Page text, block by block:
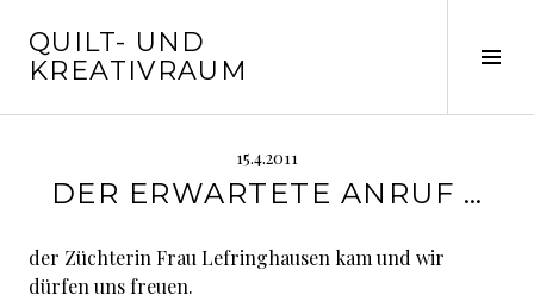
zum
Inhalt
QUILT- UND
KREATIVRAUM
15.4.2011
DER ERWARTETE ANRUF …
der Züchterin Frau Lefringhausen kam und wir
dürfen uns freuen.